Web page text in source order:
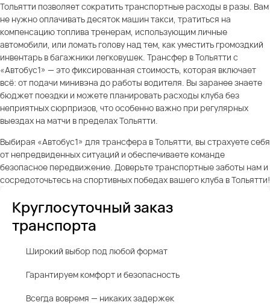
Тольятти позволяет сократить транспортные расходы в разы. Вам
не нужно оплачивать десяток машин такси, тратиться на
компенсацию топлива тренерам, использующим личные
автомобили, или ломать голову над тем, как уместить громоздкий
инвентарь в багажники легковушек. Трансфер в Тольятти с
«Автобус1» — это фиксированная стоимость, которая включает
всё: от подачи минивэна до работы водителя. Вы заранее знаете
бюджет поездки и можете планировать расходы клуба без
неприятных сюрпризов, что особенно важно при регулярных
выездах на матчи в пределах Тольятти.
Выбирая «Автобус1» для трансфера в Тольятти, вы страхуете себя
от непредвиденных ситуаций и обеспечиваете команде
безопасное передвижение. Доверьте транспортные заботы нам и
сосредоточьтесь на спортивных победах вашего клуба в Тольятти!
Круглосуточный заказ
транспорта
Широкий выбор под любой формат
Гарантируем комфорт и безопасность
Всегда вовремя — никаких задержек